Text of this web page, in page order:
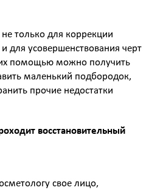
только для коррекции
для усовершенствования черт
помощью можно получить
маленький подбородок,
прочие недостатки
восстановительный
свое лицо,